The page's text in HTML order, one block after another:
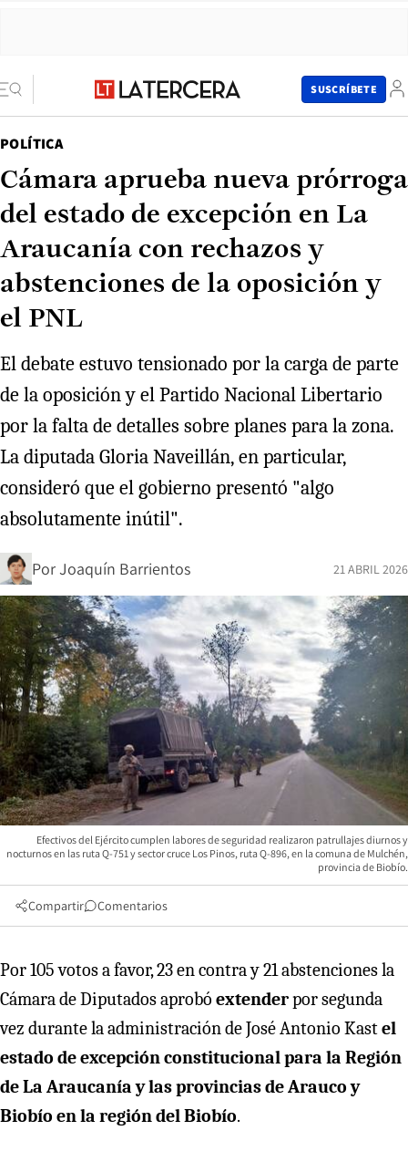
SUSCRÍBETE
POLÍTICA
Cámara aprueba nueva prórroga
del estado de excepción en La
Araucanía con rechazos y
abstenciones de la oposición y
el PNL
El debate estuvo tensionado por la carga de parte
de la oposición y el Partido Nacional Libertario
por la falta de detalles sobre planes para la zona.
La diputada Gloria Naveillán, en particular,
consideró que el gobierno presentó "algo
absolutamente inútil".
PorJoaquín Barrientos 21 ABRIL 2026
Efectivos del Ejército cumplen labores de seguridad realizaron patrullajes diurnos y
nocturnos en las ruta Q-751 y sector cruce Los Pinos, ruta Q-896, en la comuna de Mulchén,
provincia de Biobío.
Compartir Comentarios
Por 105 votos a favor, 23 en contra y 21 abstenciones la
Cámara de Diputados aprobó extenderpor segunda
vez durante la administración de José Antonio Kastel
estado de excepción constitucional para la Región
de La Araucanía y las provincias de Arauco y
Biobío en la región del Biobío.